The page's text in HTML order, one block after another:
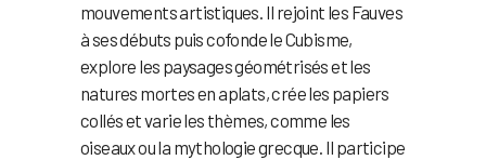
mouvements artistiques. Il rejoint les Fauves
à ses débuts puis cofonde le Cubisme,
explore les paysages géométrisés et les
natures mortes en aplats, crée les papiers
collés et varie les thèmes, comme les
oiseaux ou la mythologie grecque. Il participe